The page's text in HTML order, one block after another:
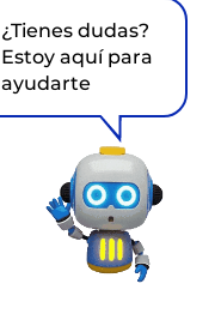
¿Tienes dudas?
Estoy aquí para
ayudarte